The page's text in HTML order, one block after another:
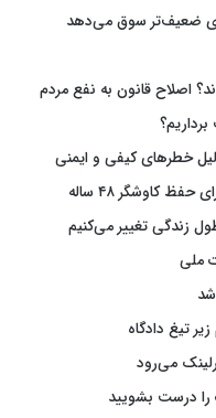
ضعیف‌تر سوق می‌دهد
اصلاح قانون به نفع مردم
زندگی تغییر می‌کنیم
ملی
شد
را درست بشویید